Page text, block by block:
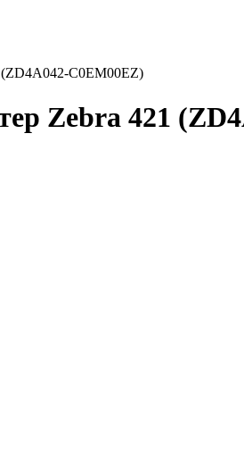
(ZD4A042-C0EM00EZ)
Zebra 421